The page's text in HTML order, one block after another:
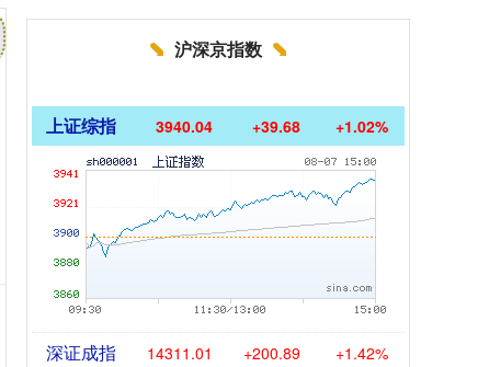
沪深京指数
上证综指 3940.04 +39.68 +1.02%
深证成指 14311.01 +200.89 +1.42%